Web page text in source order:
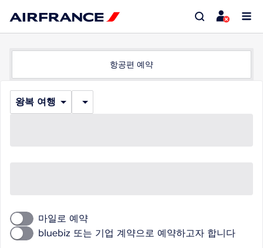
항공편 예약
왕복 여행
마일로 예약
bluebiz 또는 기업 계약으로 예약하고자 합니다